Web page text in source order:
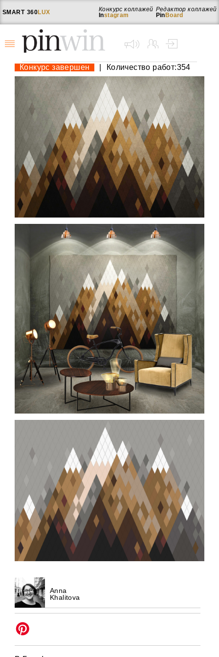
SMART 360LUX
Редактор коллажей
Pin Board
Конкурс коллажей
Instagram
Конкурс завершен Количество работ:354
Anna
Khalitova